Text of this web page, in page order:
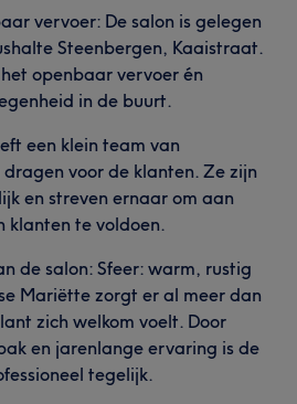
vervoer: De salon is gelegen
Steenbergen, Kaaistraat.
openbaar vervoer én
in de buurt.
een klein team van
voor de klanten. Ze zijn
en streven ernaar om aan
klanten te voldoen.
de salon: Sfeer: warm, rustig
Mariëtte zorgt er al meer dan
zich welkom voelt. Door
en jarenlange ervaring is de
tegelijk.